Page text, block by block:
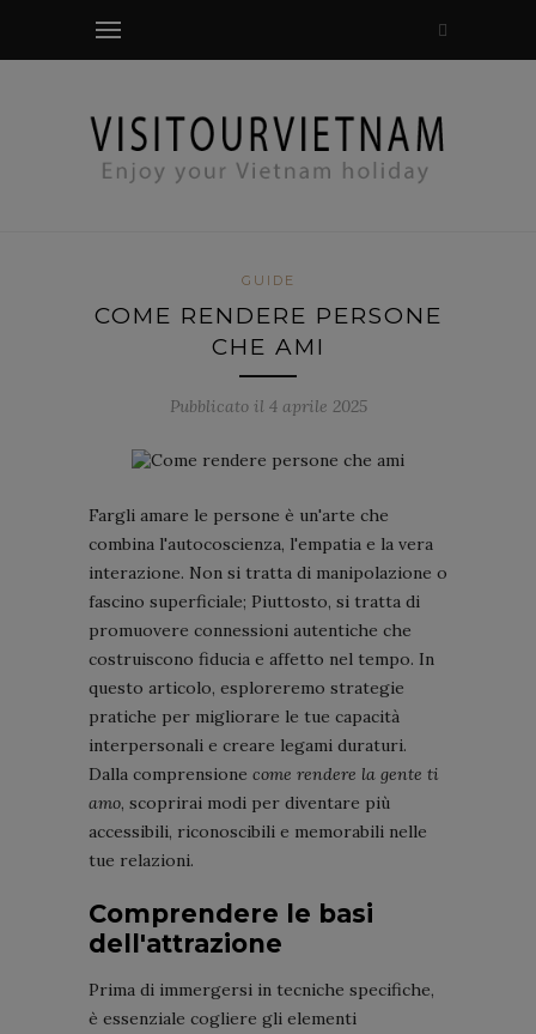
GUIDE
COME RENDERE PERSONE
CHE AMI
Pubblicato il 4 aprile 2025
Fargli amare le persone è un'arte che
combina l'autocoscienza, l'empatia e la vera
interazione. Non si tratta di manipolazione o
fascino superficiale; Piuttosto, si tratta di
promuovere connessioni autentiche che
costruiscono fiducia e affetto nel tempo. In
questo articolo, esploreremo strategie
pratiche per migliorare le tue capacità
interpersonali e creare legami duraturi.
Dalla comprensione come rendere la gente ti
amo, scoprirai modi per diventare più
accessibili, riconoscibili e memorabili nelle
tue relazioni.
Comprendere le basi
dell'attrazione
Prima di immergersi in tecniche specifiche,
è essenziale cogliere gli elementi